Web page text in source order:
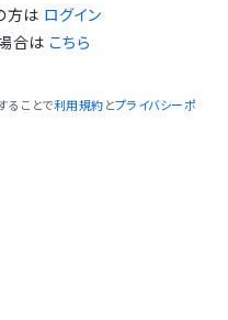
方は ログイン
合は こちら
ることで利用規約 とプライバシーポ